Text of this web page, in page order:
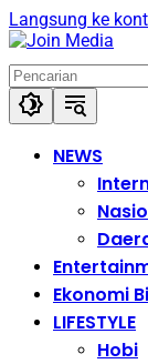
Langsung ke
NEWS
Ekonomi
LIFESTYLE
Hobi